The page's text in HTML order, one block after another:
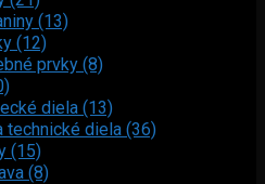
(13)
(12)
prvky (8)
diela (13)
technické diela (36)
(15)
(8)